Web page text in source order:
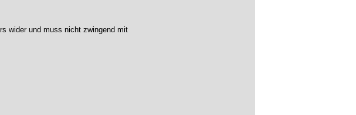
wider und muss nicht zwingend mit